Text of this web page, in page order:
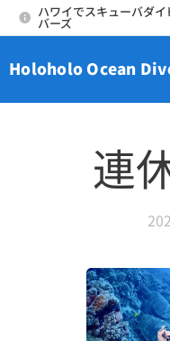
ハワイでスキューバダ
バーズ
Holoholo Ocean
連